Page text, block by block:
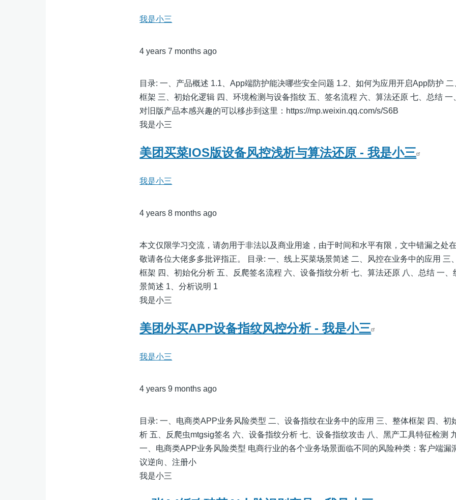
我是小三
4 years 7 months ago
目录: 一、产品概述 1.1、App端防护能决哪些安全问题 1.2、如何为应用开启App防护
框架 三、初始化逻辑 四、环境检测与设备指纹 五、签名流程 六、算法还原 七、总结 一
对旧版产品本感兴趣的可以移步到这里：https://mp.weixin.qq.com/s/S6B
我是小三
美团买菜IOS版设备风控浅析与算法还原 - 我是小三
我是小三
4 years 8 months ago
本文仅限学习交流，请勿用于非法以及商业用途，由于时间和水平有限，文中错漏之处
敬请各位大佬多多批评指正。 目录: 一、线上买菜场景简述 二、风控在业务中的应用 三
框架 四、初始化分析 五、反爬签名流程 六、设备指纹分析 七、算法还原 八、总结 一、
景简述 1、分析说明 1
我是小三
美团外买APP设备指纹风控分析 - 我是小三
我是小三
4 years 9 months ago
目录: 一、电商类APP业务风险类型 二、设备指纹在业务中的应用 三、整体框架 四、初
析 五、反爬虫mtgsig签名 六、设备指纹分析 七、设备指纹攻击 八、黑产工具特征检测
一、电商类APP业务风险类型 电商行业的各个业务场景面临不同的风险种类：客户端漏
议逆向、注册小
我是小三